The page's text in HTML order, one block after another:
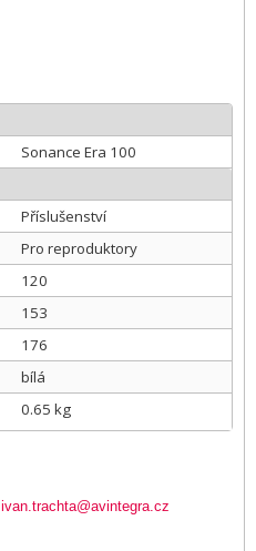
Sonance Era 100
Příslušenství
Pro reproduktory
120
153
176
bílá
0.65 kg
ivan.trachta@avintegra.cz